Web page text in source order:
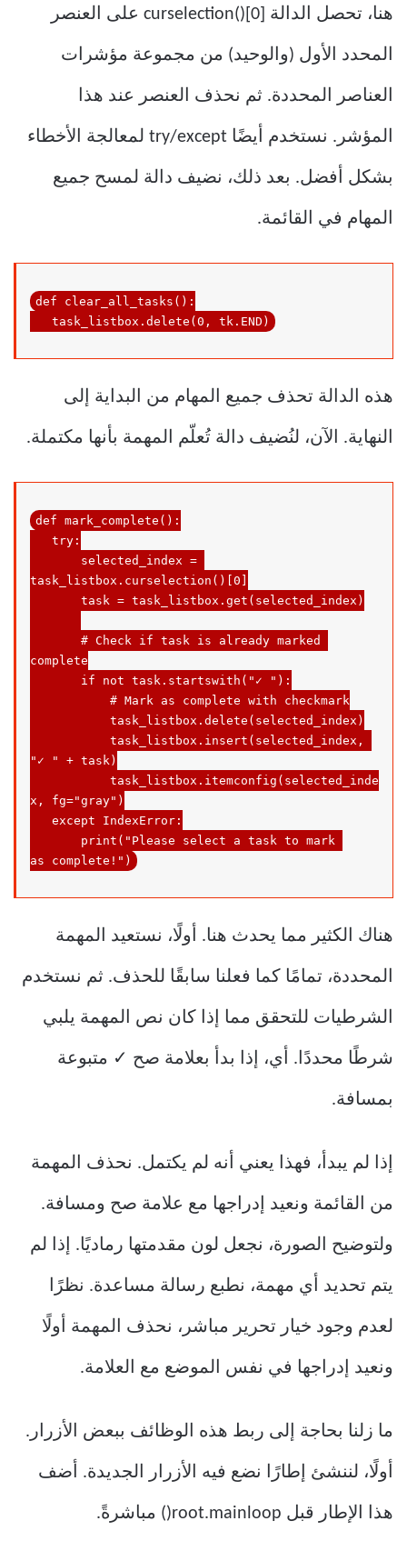
هنا، تحصل الدالة curselection()[0] على العنصر
المحدد الأول (والوحيد) من مجموعة مؤشرات
العناصر المحددة. ثم نحذف العنصر عند هذا
المؤشر. نستخدم أيضًا try/except لمعالجة الأخطاء
بشكل أفضل. بعد ذلك، نضيف دالة لمسح جميع
المهام في القائمة.
def clear_all_tasks () :
task_listbox .delete (0, tk .END )
هذه الدالة تحذف جميع المهام من البداية إلى
النهاية. الآن، لنُضيف دالة تُعلّم المهمة بأنها مكتملة.
def mark_complete () :
try :
selected_index =
task_listbox.curselection()[0]
task = task_listbox.get(selected_index)
# Check if task is already marked
complete
if not task.startswith( "✓ " ):
# Mark as complete with checkmark
task_listbox .delete ( selected_index )
"✓ "
+ task)
task_listbox.itemconfig(selected_inde
x, fg="gray" )
except IndexError:
print("Please select a task to
as
complete ! ")
هناك الكثير مما يحدث هنا. أولًا، نستعيد المهمة
المحددة، تمامًا كما فعلنا سابقًا للحذف. ثم نستخدم
الشرطيات للتحقق مما إذا كان نص المهمة يلبي
شرطًا محددًا. أي، إذا بدأ بعلامة صح ✓ متبوعة
بمسافة.
إذا لم يبدأ، فهذا يعني أنه لم يكتمل. نحذف المهمة
من القائمة ونعيد إدراجها مع علامة صح ومسافة.
ولتوضيح الصورة، نجعل لون مقدمتها رماديًا. إذا لم
يتم تحديد أي مهمة، نطبع رسالة مساعدة. نظرًا
لعدم وجود خيار تحرير مباشر، نحذف المهمة أولًا
ونعيد إدراجها في نفس الموضع مع العلامة.
ما زلنا بحاجة إلى ربط هذه الوظائف ببعض الأزرار.
أولًا، لننشئ إطارًا نضع فيه الأزرار الجديدة. أضف
هذا الإطار قبل root.mainloop() مباشرةً.